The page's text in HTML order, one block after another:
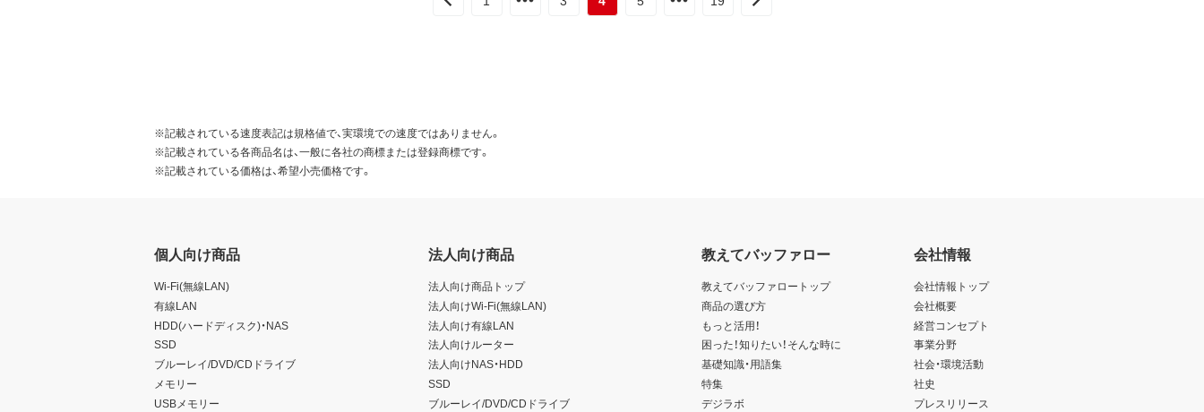
※記載されている速度表記は規格値で、実環境での速度ではありません。
※記載されている各商品名は、一般に各社の商標または登録商標です。
※記載されている価格は、希望小売価格です。
個人向け商品
Wi-Fi(無線LAN)
有線LAN
HDD(ハードディスク)・NAS
SSD
ブルーレイ/DVD/CDドライブ
メモリー
USBメモリー
法人向け商品
法人向け商品トップ
法人向けWi-Fi(無線LAN)
法人向け有線LAN
法人向けルーター
法人向けNAS・HDD
SSD
ブルーレイ/DVD/CDドライブ
教えてバッファロー
教えてバッファロートップ
商品の選び方
もっと活用！
困った！知りたい！そんな時に
基礎知識・用語集
特集
デジラボ
会社情報
会社情報トップ
会社概要
経営コンセプト
事業分野
社会・環境活動
社史
プレスリリース